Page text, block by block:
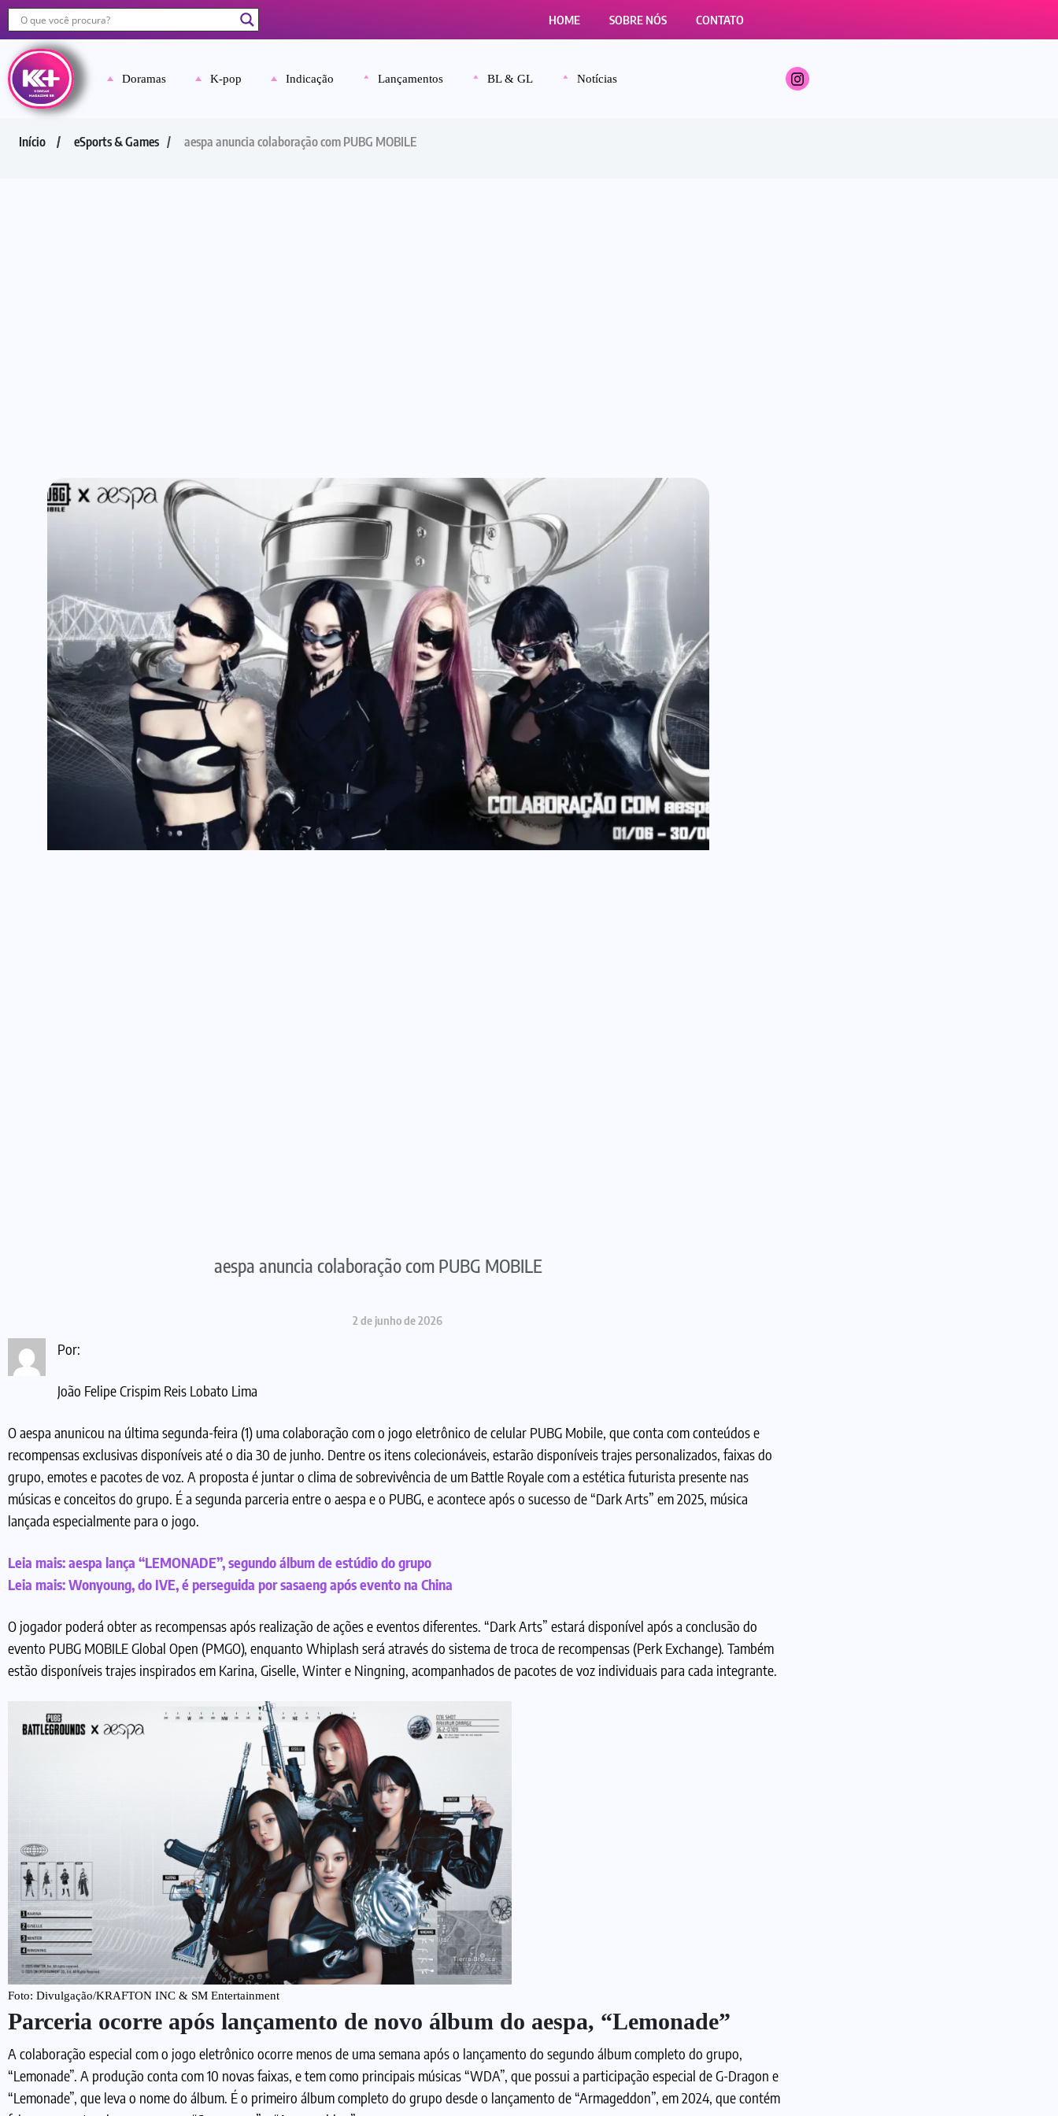
HOME SOBRE NÓS CONTATO
Doramas K-pop Indicação Lançamentos BL & GL Notícias
Início eSports & Games aespa anuncia colaboração com PUBG MOBILE
aespa anuncia colaboração com PUBG MOBILE
2 de junho de 2026
Por:
João Felipe Crispim Reis Lobato Lima
O aespa anunicou na última segunda-feira (1) uma colaboração com o jogo eletrônico de celular PUBG Mobile, que conta com conteúdos e
recompensas exclusivas disponíveis até o dia 30 de junho. Dentre os itens colecionáveis, estarão disponíveis trajes personalizados, faixas do
grupo, emotes e pacotes de voz. A proposta é juntar o clima de sobrevivência de um Battle Royale com a estética futurista presente nas
músicas e conceitos do grupo. É a segunda parceria entre o aespa e o PUBG, e acontece após o sucesso de “Dark Arts” em 2025, música
lançada especialmente para o jogo.
Leia mais:aespa lança “LEMONADE”, segundo álbum de estúdio do grupo
Leia mais:Wonyoung, do IVE, é perseguida por sasaeng após evento na China
O jogador poderá obter as recompensas após realização de ações e eventos diferentes. “Dark Arts” estará disponível após a conclusão do
evento PUBG MOBILE Global Open (PMGO), enquanto Whiplash será através do sistema de troca de recompensas (Perk Exchange). Também
estão disponíveis trajes inspirados em Karina, Giselle, Winter e Ningning, acompanhados de pacotes de voz individuais para cada integrante.
Foto: Divulgação/KRAFTON INC & SM Entertainment
Parceria ocorre após lançamento de novo álbum do aespa, “Lemonade”
A colaboração especial com o jogo eletrônico ocorre menos de uma semana após o lançamento do segundo álbum completo do grupo,
“Lemonade”. A produção conta com 10 novas faixas, e tem como principais músicas “WDA”, que possui a participação especial de G-Dragon e
“Lemonade”, que leva o nome do álbum. É o primeiro álbum completo do grupo desde o lançamento de “Armageddon”, em 2024, que contém